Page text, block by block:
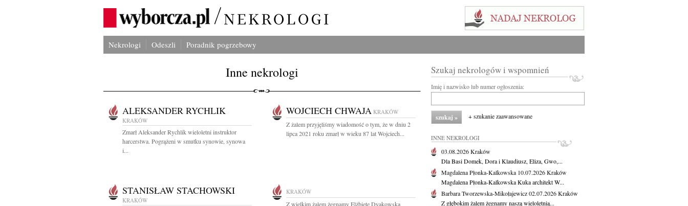
Nekrologi Odeszli Poradnik pogrzebowy
Inne nekrologi
ALEKSANDER RYCHLIK
KRAKÓW
Zmarł Aleksander Rychlik wieloletni instruktor
harcerstwa. Pogrążeni w smutku synowie, synowa
i...
WOJCIECH CHWAJA KRAKÓW
Z żalem przyjęliśmy wiadomość o tym, że w dniu 2
lipca 2021 roku zmarł w wieku 87 lat Wojciech...
STANISŁAW STACHOWSKI
KRAKÓW
KRAKÓW
Z wielkim żalem żegnamy Elżbietę Dyakowską
Szukaj nekrologów i wspomnień
Imię i nazwisko lub numer ogłoszenia:
+ szukanie zaawansowane
INNE NEKROLOGI
03.08.2026Kraków
Dla Basi Domek, Dora i Klaudiusz, Eliza, Gwo,...
Magdalena Płonka-Kalkowska 10.07.2026Kraków
Magdalena Płonka-Kalkowska Kuka architekt W...
Barbara Tworzewska-Mikołajewicz02.07.2026Kraków
Z głębokim żalem żegnamy naszą wieloletnią...